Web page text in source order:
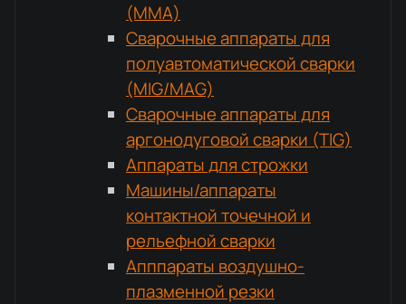
(MMA)
Сварочные аппараты для
полуавтоматической сварки
(MIG/MAG)
Сварочные аппараты для
аргонодуговой сварки (TIG)
Аппараты для строжки
Машины/аппараты
контактной точечной и
рельефной сварки
Апппараты воздушно-
плазменной резки